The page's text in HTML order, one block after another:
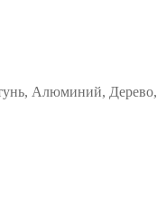
Алюминий, Дерево,